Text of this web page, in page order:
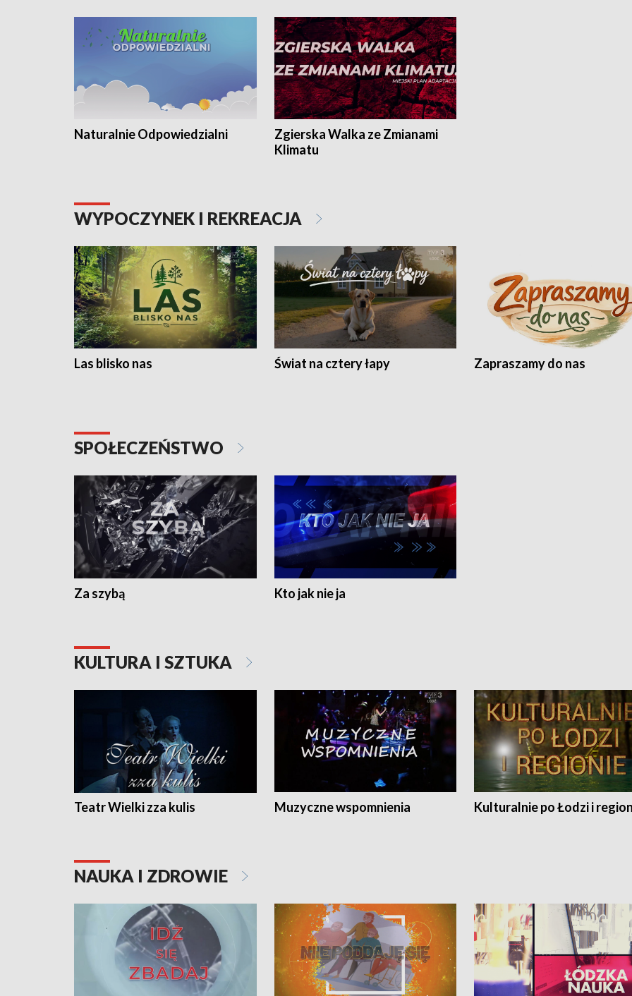
Naturalnie Odpowiedzialni
Zgierska Walka ze Zmianami
Klimatu
WYPOCZYNEK I REKREACJA
Las blisko nas Świat na cztery łapy Zapraszamy do nas
SPOŁECZEŃSTWO
Za szybą Kto jak nie ja
KULTURA I SZTUKA
Teatr Wielki zza kulis Muzyczne wspomnienia Kulturalnie po Łodzi i
NAUKA I ZDROWIE